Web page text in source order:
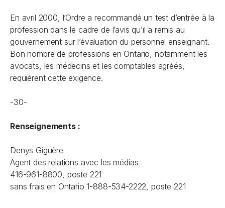
En avril 2000, l’Ordre a recommandé un test d’entrée à la
profession dans le cadre de l’avis qu’il a remis au
gouvernement sur l’évaluation du personnel enseignant.
Bon nombre de professions en Ontario, notamment les
avocats, les médecins et les comptables agréés,
requièrent cette exigence.
-30-
Renseignements :
Denys Giguère
Agent des relations avec les médias
416-961-8800, poste 221
sans frais en Ontario 1-888-534-2222, poste 221